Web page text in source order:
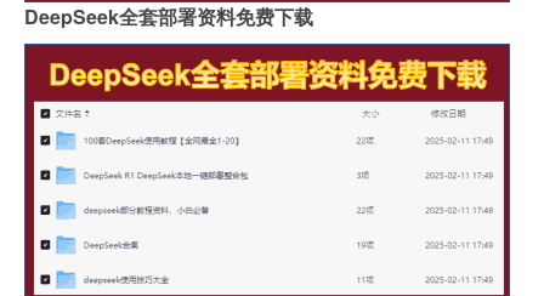
DeepSeek全套部署资料免费下载